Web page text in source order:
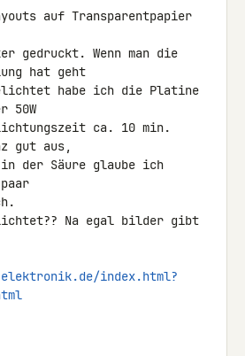
auf Transparentpapier
gedruckt. Wenn man die
hat geht
habe ich die Platine
50W
ca. 10 min.
gut aus,
der Säure glaube ich
Na egal bilder gibt
index.html?